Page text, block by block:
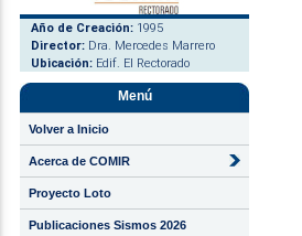
Año de Creación: 1995
Director: Dra. Mercedes Marrero
Ubicación: Edif. El Rectorado
Menú
Volver a Inicio
Acerca de COMIR
Proyecto Loto
Publicaciones Sismos 2026